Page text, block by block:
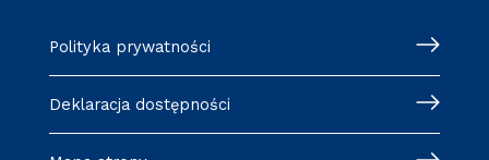
Polityka prywatności
Deklaracja dostępności